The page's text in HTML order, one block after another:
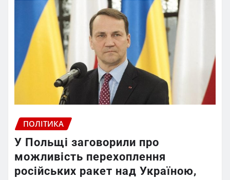
ПОЛІТИКА
У Польщі заговорили про
можливість перехоплення
російських ракет над Україною,